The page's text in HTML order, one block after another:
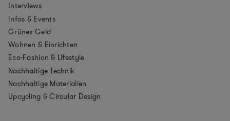
Interviews
Infos & Events
Grünes Geld
Wohnen & Einrichten
Eco-Fashion & Lifestyle
Nachhaltige Technik
Nachhaltige Materialien
Upcycling & Circular Design